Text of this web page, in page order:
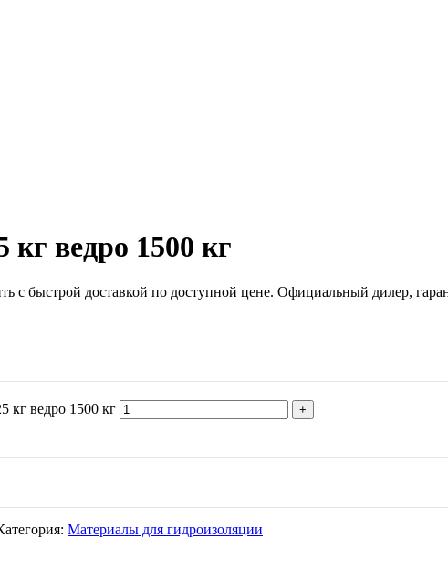
ведро 1500 кг
с быстрой доставкой по доступной цене. Официальный дилер,
кг ведро 1500 кг
Материалы для гидроизоляции